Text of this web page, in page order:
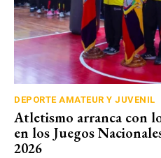
DEPORTE AMATEUR Y JUVENIL
Atletismo arranca con
en los Juegos
2026